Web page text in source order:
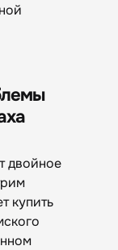
двойное
купить